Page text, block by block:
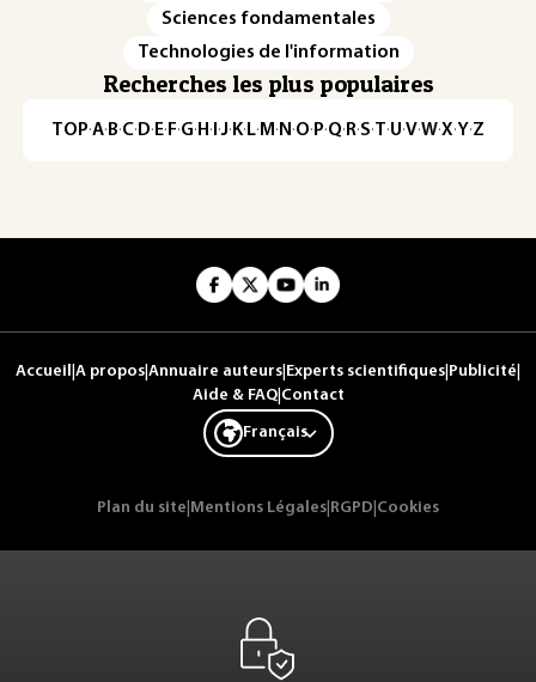
Sciences fondamentales
Technologies de l'information
Recherches les plus populaires
TOP·A·B·C· D· E· F·G· H · ·J· K· L· M · N ·O· P·Q· R·S·T·U·V·W·X·Y·Z
Accueil A propos Annuaire auteurs Experts scientifiques Publicité
Aide & FAQ| Contact
Français
Plan du site Mentions Légales RGPD Cookies